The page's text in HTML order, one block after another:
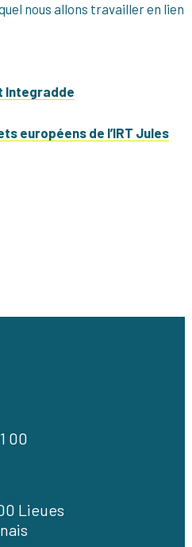
nous allons travailler en lien
Integradde
européens de l’IRT Jules
00
Lieues